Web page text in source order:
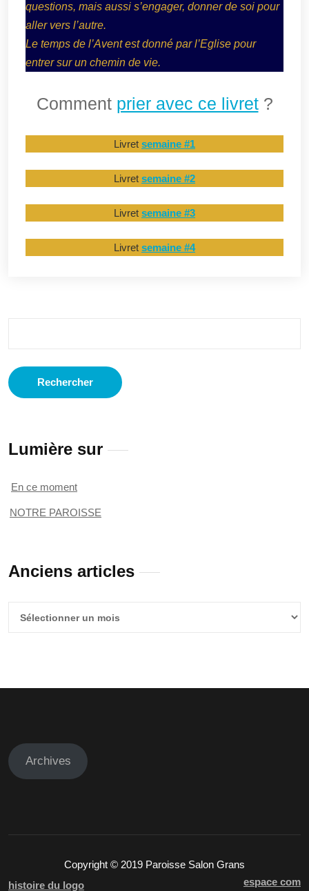
questions, mais aussi s’engager, donner de soi pour
aller vers l’autre.
Le temps de l’Avent est donné par l’Eglise pour
entrer sur un chemin de vie.
Comment prier avec ce livret?
Livret semaine #1
Livret semaine #2
Livret semaine #3
Livret semaine #4
Lumière sur
En ce moment
NOTRE PAROISSE
Anciens articles
articles
Archives
Copyright © 2019 Paroisse Salon Grans
espace com
histoire du logo